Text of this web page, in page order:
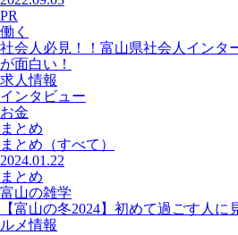
PR
働く
社会人必見！！富山県社会人インタ
が面白い！
求人情報
インタビュー
お金
まとめ
まとめ （すべて）
2024.01.22
まとめ
富山の雑学
【富山の冬2024】初めて過ごす人
ルメ情報